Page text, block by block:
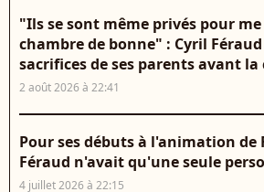
"Ils se sont même privés pour
chambre de bonne" : Cyril
sacrifices de ses parents avant
2 août 2026 à 22:41
Pour ses débuts à l'animation de
Féraud n'avait qu'une seule
4 juillet 2026 à 22:15